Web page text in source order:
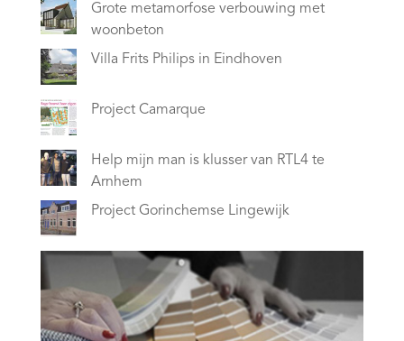
Grote metamorfose verbouwing met
woonbeton
Villa Frits Philips in Eindhoven
Project Camarque
Help mijn man is klusser van RTL4 te
Arnhem
Project Gorinchemse Lingewijk